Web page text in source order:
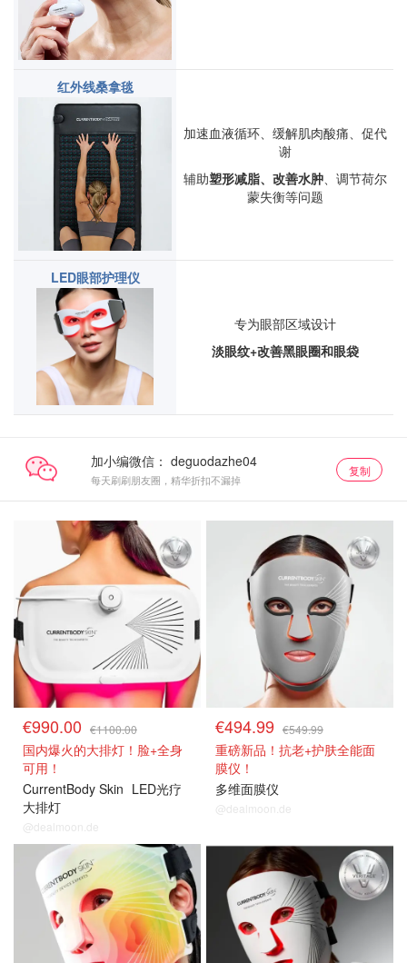
红外线桑拿毯
加速血液循环、缓解肌肉酸痛、促代
谢
辅助塑形减脂、改善水肿、调节荷尔
蒙失衡等问题
LED眼部护理仪
专为眼部区域设计
淡眼纹+改善黑眼圈和眼袋
加小编微信：
每天刷刷朋友圈，精华折扣不漏掉
复制
€990.00 €1100.00
国内爆火的大排灯！脸+全身
可用！
CurrentBody Skin LED光疗
大排灯
@dealmoon.de
€494.99 €549.99
重磅新品！抗老+护肤全能面
膜仪！
多维面膜仪
@dealmoon.de